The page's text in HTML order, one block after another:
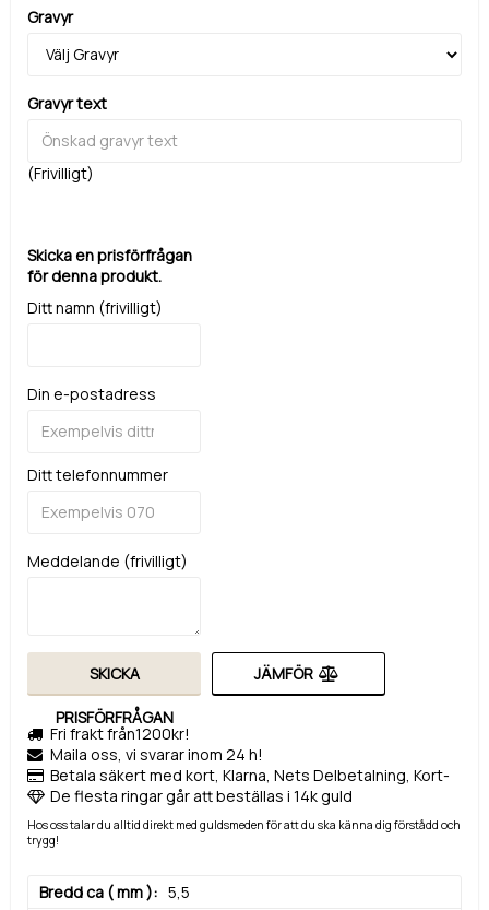
Gravyr
Gravyr text
(Frivilligt)
Skicka en prisförfrågan
för denna produkt.
Ditt namn (frivilligt)
Din e-postadress
Ditt telefonnummer
Meddelande (frivilligt)
SKICKA
PRISFÖRFRÅGAN
JÄMFÖR
Fri frakt från1200kr!
Maila oss, vi svarar inom 24 h!
Betala säkert med kort, Klarna, Nets Delbetalning, Kort-
De flesta ringar går att beställas i 14k guld
Hos oss talar du alltid direkt med guldsmeden för att du ska känna dig förstådd och
trygg!
Bredd ca ( mm ) 5,5